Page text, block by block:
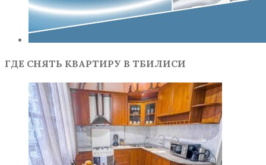
ГДЕ СНЯТЬ КВАРТИРУ В ТБИЛИСИ